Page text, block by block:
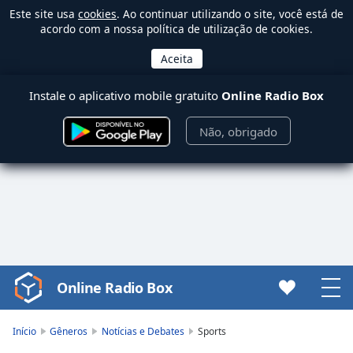
Este site usa cookies. Ao continuar utilizando o site, você está de
acordo com a nossa política de utilização de cookies.
Instale o aplicativo mobile gratuito Online Radio Box
Não, obrigado
Video
Player
Online Radio Box
Início Gêneros Notícias e Debates Sports